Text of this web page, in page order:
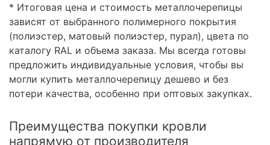
* Итоговая цена и стоимость металлочерепицы
зависят от выбранного полимерного покрытия
(полиэстер, матовый полиэстер, пурал), цвета по
каталогу RAL и объема заказа. Мы всегда готовы
предложить индивидуальные условия, чтобы вы
могли купить металлочерепицу дешево и без
потери качества, особенно при оптовых закупках.
Преимущества покупки кровли
напрямую от производителя